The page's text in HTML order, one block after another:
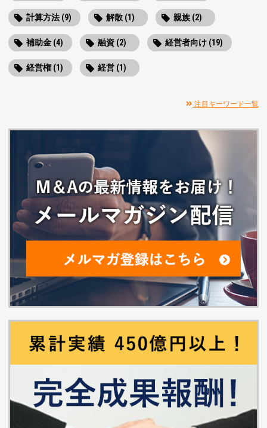
計算方法 (9) 解散 (1) 親族 (2)
補助金 (4) 融資 (2) 経営者向け (19)
経営権 (1) 経営 (1)
注目キーワード一覧